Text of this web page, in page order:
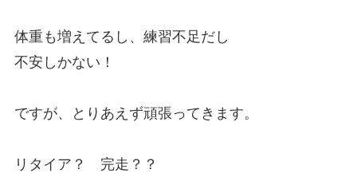
体重も増えてるし、練習不足だし
不安しかない！
ですが、とりあえず頑張ってきます。
リタイア？ 完走？？